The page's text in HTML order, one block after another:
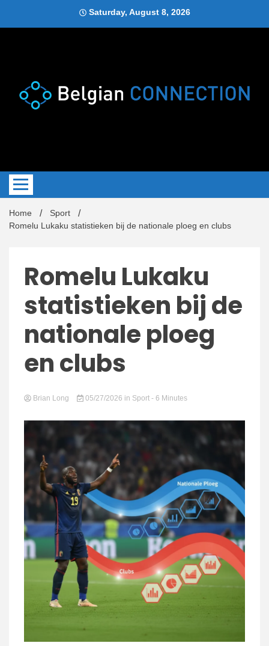
content
Saturday, August 8, 2026
Home
Sport
Romelu Lukaku statistieken bij de nationale ploeg en clubs
Romelu Lukaku
statistieken bij de
nationale ploeg
en clubs
Brian Long 05/27/2026 in Sport - 6 Minutes